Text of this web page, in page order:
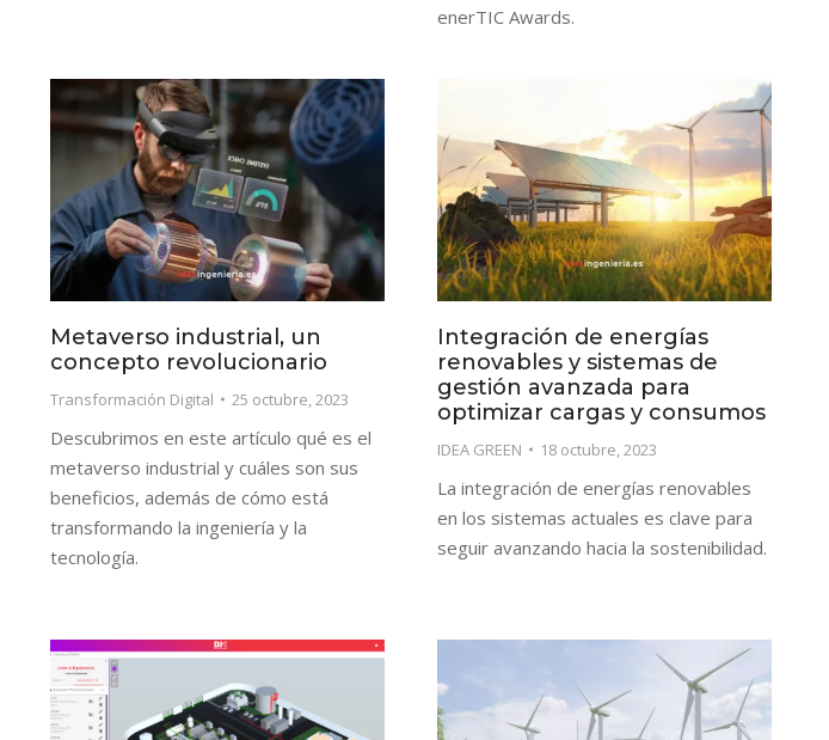
enerTIC Awards.
Metaverso industrial, un
concepto revolucionario
Transformación Digital 25 octubre, 2023
Descubrimos en este artículo qué es el
metaverso industrial y cuáles son sus
beneficios, además de cómo está
transformando la ingeniería y la
tecnología.
Integración de energías
renovables y sistemas de
gestión avanzada para
optimizar cargas y consumos
IDEA GREEN 18 octubre, 2023
La integración de energías renovables
en los sistemas actuales es clave para
seguir avanzando hacia la sostenibilidad.